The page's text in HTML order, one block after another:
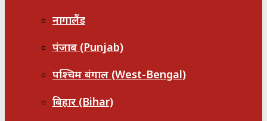
नागालैंड
पंजाब (Punjab)
पश्चिम बंगाल (West-Bengal)
बिहार (Bihar)